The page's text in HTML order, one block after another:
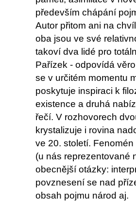
především chápání
Autor přitom ani na
oba jsou ve své
takoví dva lidé pro
Pařízek - odpovídá
se v určitém momentu
poskytuje inspiraci k
existence a druhá
řečí. V rozhovorech
krystalizuje i rovina
ve 20. století.
(u nás reprezentované
obecnější otázky:
povznesení se nad
obsah pojmu národ aj.